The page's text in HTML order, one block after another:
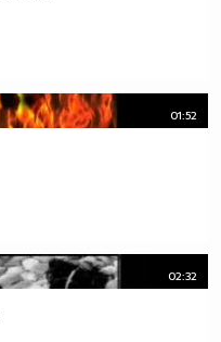
01:52
02:32